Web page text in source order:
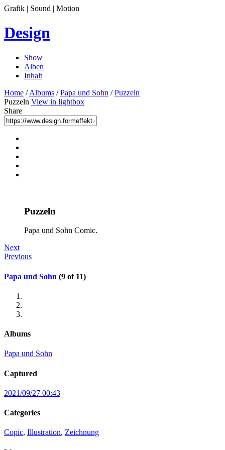
Grafik | Sound | Motion
Design
Show
Alben
Inhalt
Home /Albums /Papa und Sohn /Puzzeln
Puzzeln View in lightbox
Share
Puzzeln
Papa und Sohn Comic.
Next
Previous
Papa und Sohn (9 of 11)
Albums
Papa und Sohn
Captured
2021/09/27 00:43
Categories
Copic, Illustration, Zeichnung